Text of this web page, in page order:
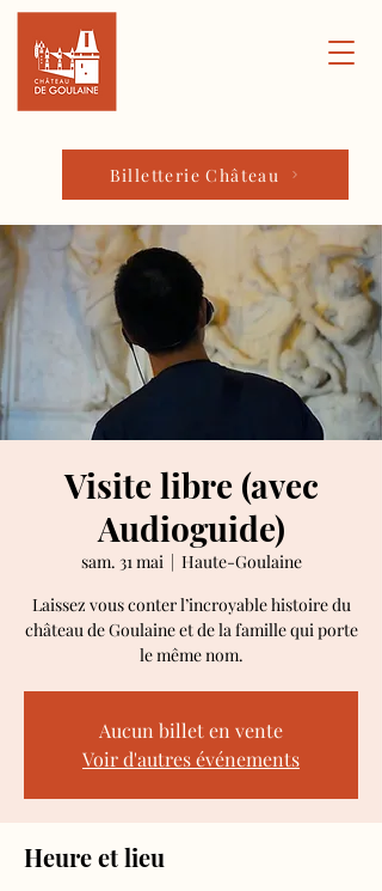
Billetterie Château
Visite libre (avec
Audioguide)
sam. 31 mai
  |
Haute-Goulaine
Laissez vous conter l’incroyable histoire du
château de Goulaine et de la famille qui porte
le même nom.
Aucun billet en vente
Voir d'autres événements
Heure et lieu